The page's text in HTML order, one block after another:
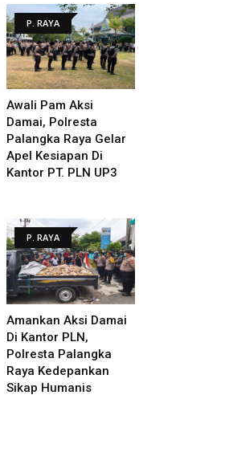
P. RAYA
Awali Pam Aksi
Damai, Polresta
Palangka Raya Gelar
Apel Kesiapan Di
Kantor PT. PLN UP3
P. RAYA
Amankan Aksi Damai
Di Kantor PLN,
Polresta Palangka
Raya Kedepankan
Sikap Humanis